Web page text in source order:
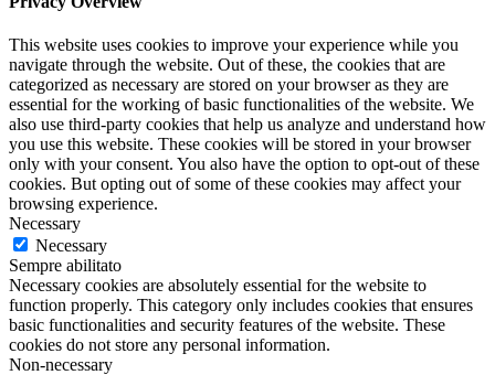
This website uses cookies to improve your experience while you
navigate through the website. Out of these, the cookies that are
categorized as necessary are stored on your browser as they are
essential for the working of basic functionalities of the website. We
also use third-party cookies that help us analyze and understand how
you use this website. These cookies will be stored in your browser
only with your consent. You also have the option to opt-out of these
cookies. But opting out of some of these cookies may affect your
browsing experience.
Necessary
Necessary
Sempre abilitato
Necessary cookies are absolutely essential for the website to
function properly. This category only includes cookies that ensures
basic functionalities and security features of the website. These
cookies do not store any personal information.
Non-necessary